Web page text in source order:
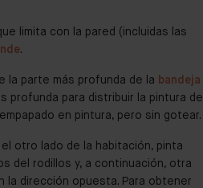
limita con la pared (incluidas las
.
la parte más profunda de la bandeja
profunda para distribuir la pintura de
en pintura, pero sin gotear.
otro lado de la habitación, pinta
del rodillos y, a continuación, otra
la dirección opuesta. Para obtener